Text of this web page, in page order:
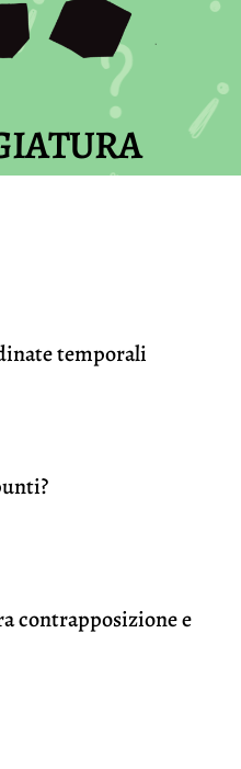
temporali
contrapposizione e